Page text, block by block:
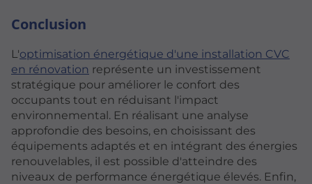
Conclusion
L'optimisation énergétique d'une installation CVC
en rénovation représente un investissement
stratégique pour améliorer le confort des
occupants tout en réduisant l'impact
environnemental. En réalisant une analyse
approfondie des besoins, en choisissant des
équipements adaptés et en intégrant des énergies
renouvelables, il est possible d'atteindre des
niveaux de performance énergétique élevés. Enfin,